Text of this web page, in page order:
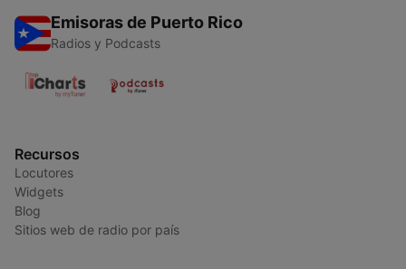
Emisoras de Puerto Rico
Radios y Podcasts
Recursos
Locutores
Widgets
Blog
Sitios web de radio por país